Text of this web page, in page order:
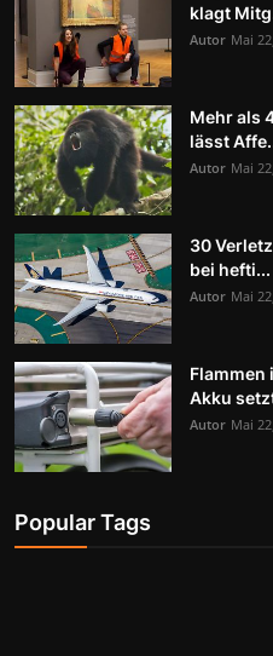
klagt
Autor Mai
Mehr als
lässt
Autor Mai
30
bei hefti...
Autor Mai
Akku
Autor Mai
Popular Tags